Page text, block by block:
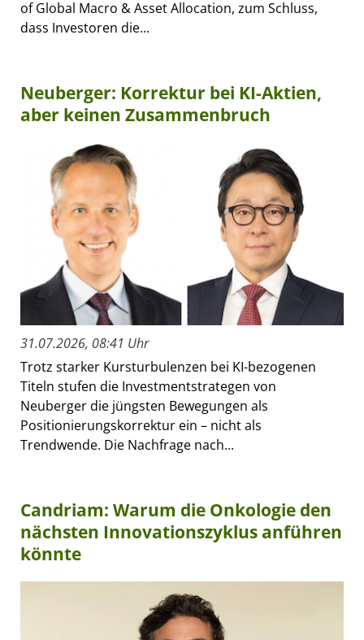
of Global Macro & Asset Allocation, zum Schluss,
dass Investoren die...
Neuberger: Korrektur bei KI-Aktien,
aber keinen Zusammenbruch
31.07.2026, 08:41 Uhr
Trotz starker Kursturbulenzen bei KI-bezogenen
Titeln stufen die Investmentstrategen von
Neuberger die jüngsten Bewegungen als
Positionierungskorrektur ein – nicht als
Trendwende. Die Nachfrage nach...
Candriam: Warum die Onkologie den
nächsten Innovationszyklus anführen
könnte